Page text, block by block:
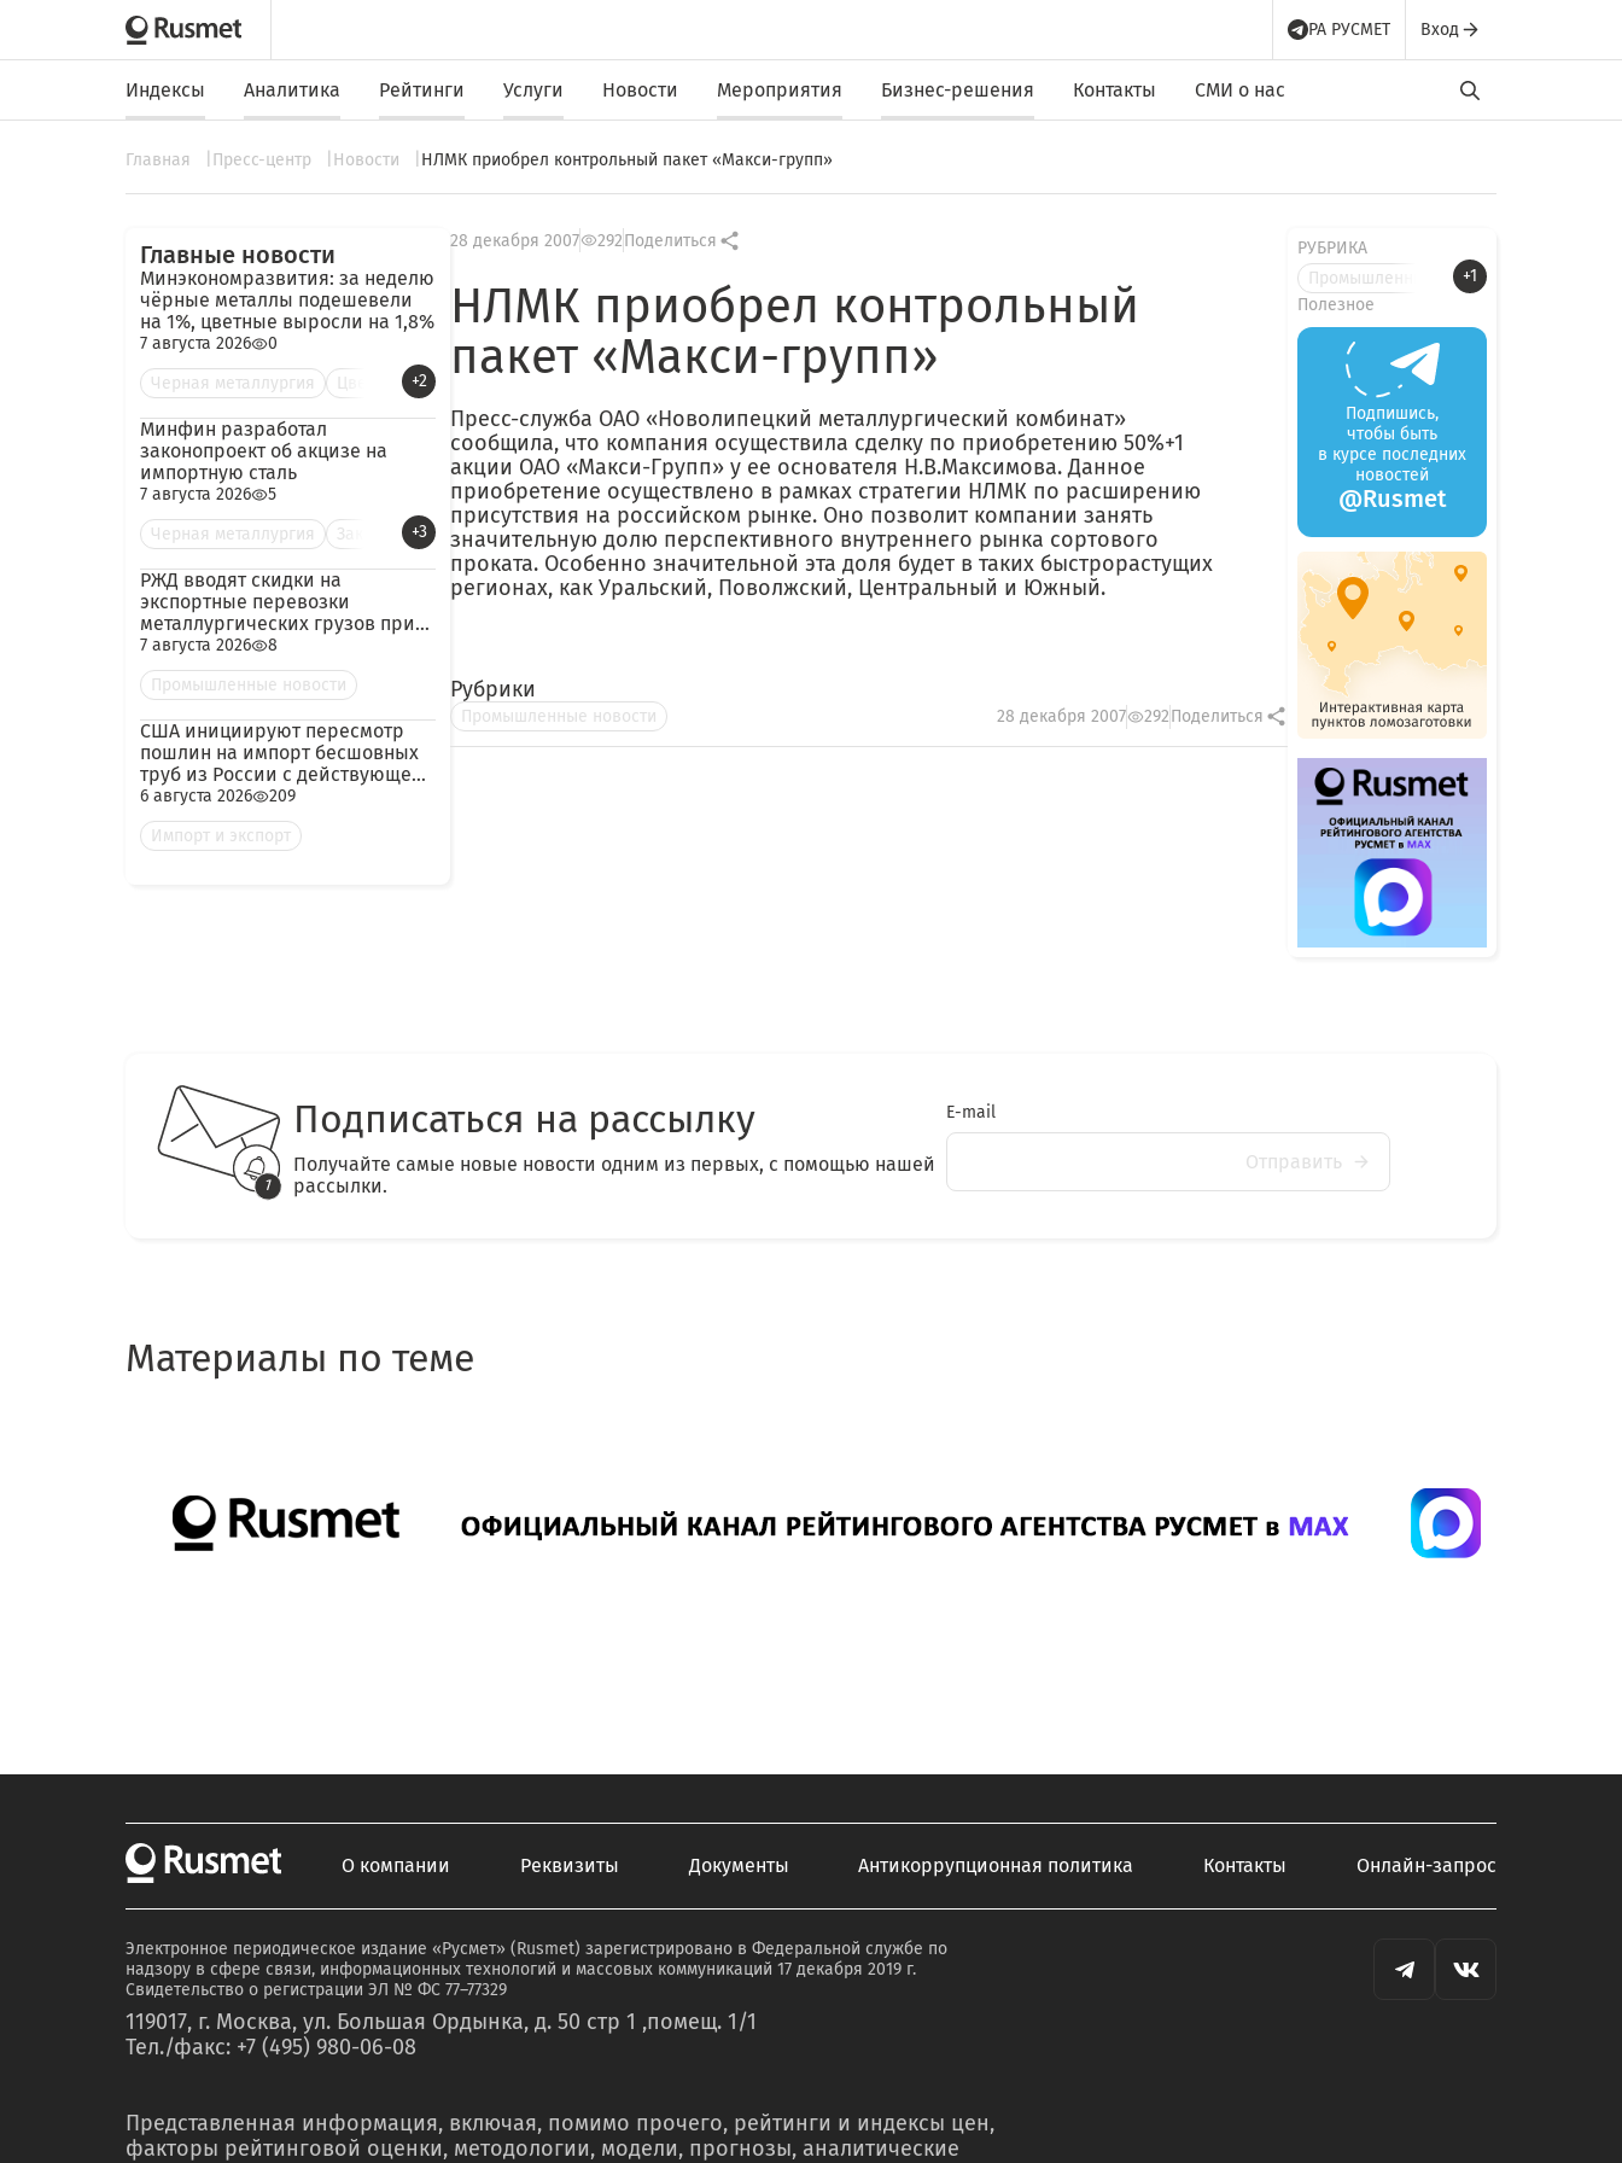
РА РУСМЕТ Вход
Индексы Аналитика Рейтинги Услуги Новости Мероприятия Бизнес-решения Контакты СМИ о нас
Главная Пресс-центр Новости НЛМК приобрел контрольный пакет «Макси-групп»
Главные новости
Минэкономразвития: за неделю
чёрные металлы подешевели
на 1%, цветные выросли на 1,8%
7 августа 2026
0
Черная металлургия
Цве +2
Минфин разработал
законопроект об акцизе на
импортную сталь
7 августа 2026
5
Черная металлургия
Зак +3
РЖД вводят скидки на
экспортные перевозки
металлургических грузов при
гарантированных объёмах
7 августа 2026
8
Промышленные новости
США инициируют пересмотр
пошлин на импорт бесшовных
труб из России с действующей
ставкой 209,72%
6 августа 2026
209
Импорт и экспорт
28 декабря 2007 292Поделиться
НЛМК приобрел контрольный
пакет «Макси-групп»
Пресс-служба ОАО «Новолипецкий металлургический комбинат»
сообщила, что компания осуществила сделку по приобретению 50%+1
акции ОАО «Макси-Групп» у ее основателя Н.В.Максимова. Данное
приобретение осуществлено в рамках стратегии НЛМК по расширению
присутствия на российском рынке. Оно позволит компании занять
значительную долю перспективного внутреннего рынка сортового
проката. Особенно значительной эта доля будет в таких быстрорастущих
регионах, как Уральский, Поволжский, Центральный и Южный.
Рубрики
Промышленные новости 28 декабря 2007 292Поделиться
РУБРИКА
Промышленные новости
+1
Полезное
Подпишись,
чтобы быть
в курсе последних
новостей
@Rusmet
Подписаться на рассылку
Получайте самые новые новости одним из первых, с помощью нашей
рассылки.
E-mail
Отправить
Материалы по теме
О компании Реквизиты Документы Антикоррупционная политика Контакты Онлайн-запрос
Электронное периодическое издание «Русмет» (Rusmet) зарегистрировано в Федеральной службе по
надзору в сфере связи, информационных технологий и массовых коммуникаций 17 декабря 2019 г.
Свидетельство о регистрации ЭЛ № ФС 77–77329
119017, г. Москва, ул. Большая Ордынка, д. 50 стр 1 ,помещ. 1/1
Тел./факс: +7 (495) 980-06-08
Представленная информация, включая, помимо прочего, рейтинги и индексы цен,
факторы рейтинговой оценки, методологии, модели, прогнозы, аналитические